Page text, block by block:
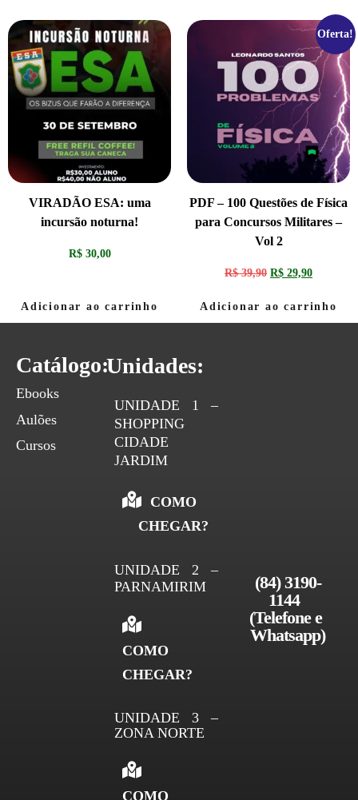
VIRADÃO ESA: uma
incursão noturna!
R$30,00
Adicionar ao carrinho
Oferta!
PDF – 100 Questões de Física
para Concursos Militares –
Vol 2
R$39,90 R$ 29,90
Adicionar ao carrinho
Catálogo:
Ebooks
Aulões
Cursos
Unidades:
UNIDADE 1 –
SHOPPING
CIDADE
JARDIM
COMO
CHEGAR?
UNIDADE 2 –
PARNAMIRIM
COMO
CHEGAR?
UNIDADE 3 –
ZONA NORTE
COMO
(84) 3190-
1144
(Telefone e
Whatsapp)